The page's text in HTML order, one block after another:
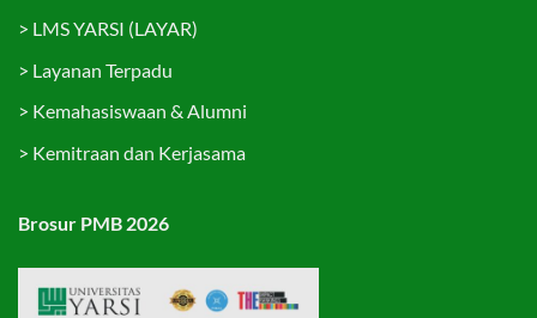
> LMS YARSI (LAYAR)
> Layanan Terpadu
> Kemahasiswaan & Alumni
> Kemitraan dan Kerjasama
Brosur PMB 2026